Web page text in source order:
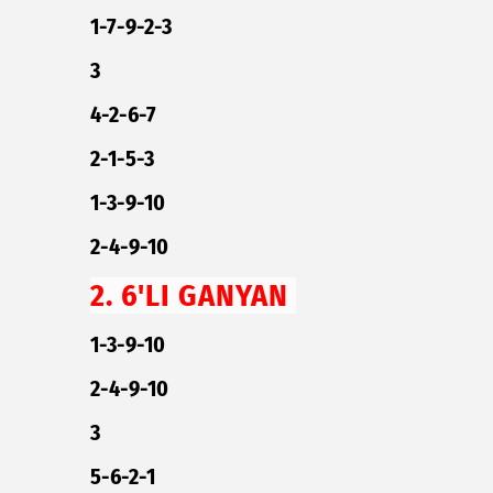
1-7-9-2-3
3
4-2-6-7
2-1-5-3
1-3-9-10
2-4-9-10
2. 6'LI GANYAN
1-3-9-10
2-4-9-10
3
5-6-2-1